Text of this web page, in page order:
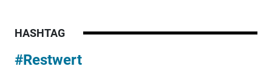
HASHTAG
#Restwert